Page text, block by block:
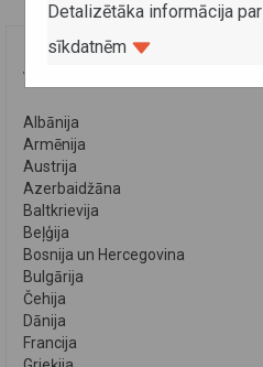
VALSTIS
Albānija
Armēnija
Austrija
Azerbaidžāna
Baltkrievija
Beļģija
Bosnija un Hercegovina
Bulgārija
Čehija
Dānija
Francija
Detalizētāka informācija
sīkdatnēm